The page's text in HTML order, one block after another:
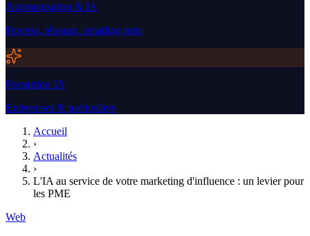
Automatisation & IA
Process, réseaux, emailing auto
Formation IA
Entreprises & particuliers
Accueil
›
Actualités
›
L'IA au service de votre marketing d'influence : un levier pour
les PME
Web